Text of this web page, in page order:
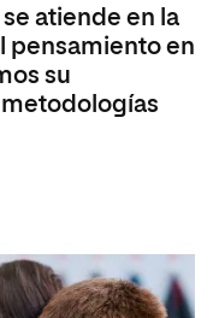
atiende en la
pensamiento en
su